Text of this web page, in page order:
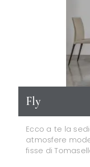
Fly
Ecco a te la
atmosfere
fisse di